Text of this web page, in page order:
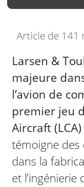
Article de 141
Larsen &
majeure
l’avion de
premier jeu
Aircraft
témoigne des
dans la
et l’ingénierie